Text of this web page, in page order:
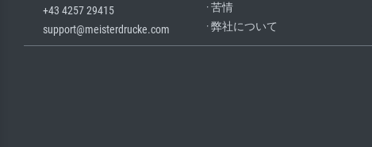
+43 4257 29415
support@meisterdrucke.com
· 苦情
· 弊社について